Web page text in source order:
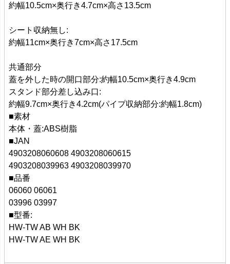
約幅10.5cm×奥行き4.7cm×高さ13.5cm
シート収納無し:
約幅11cm×奥行き7cm×高さ17.5cm
共通部分
蓋を外した時の開口部分:約幅10.5cm×奥行き4.9cm
スタンド部分差し込み口:
約幅9.7cm×奥行き4.2cm(パイプ収納部分:約幅1.8cm)
■素材
本体・蓋:ABS樹脂
■JAN
4903208060608 4903208060615
4903208039963 4903208039970
■品番
06060 06061
03996 03997
■型番:
HW-TW AB WH BK
HW-TW AE WH BK